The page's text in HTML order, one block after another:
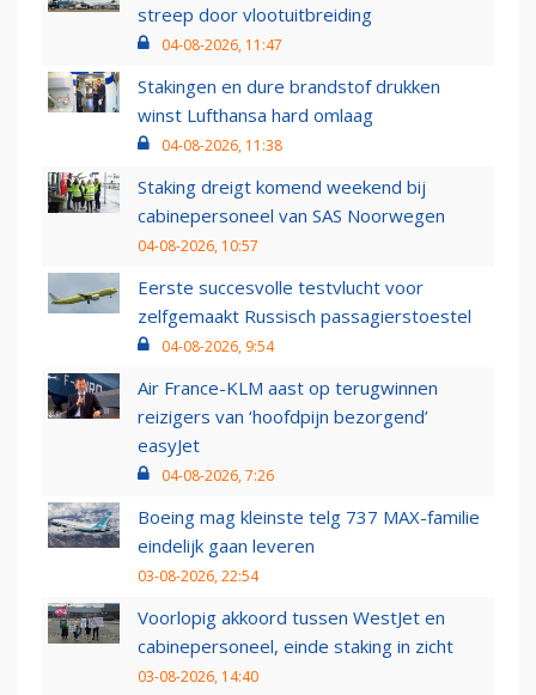
streep door vlootuitbreiding
04-08-2026, 11:47
Stakingen en dure brandstof drukken
winst Lufthansa hard omlaag
04-08-2026, 11:38
Staking dreigt komend weekend bij
cabinepersoneel van SAS Noorwegen
04-08-2026, 10:57
Eerste succesvolle testvlucht voor
zelfgemaakt Russisch passagierstoestel
04-08-2026, 9:54
Air France-KLM aast op terugwinnen
reizigers van ‘hoofdpijn bezorgend’
easyJet
04-08-2026, 7:26
Boeing mag kleinste telg 737 MAX-familie
eindelijk gaan leveren
03-08-2026, 22:54
Voorlopig akkoord tussen WestJet en
cabinepersoneel, einde staking in zicht
03-08-2026, 14:40